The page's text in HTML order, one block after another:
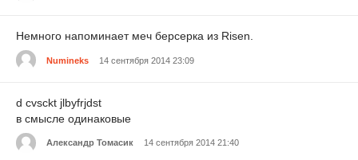
Немного напоминает меч берсерка из Risen.
Numineks 14 сентября 2014 23:09
d cvsckt jlbyfrjdst
в смысле одинаковые
Александр Томасик 14 сентября 2014 21:40